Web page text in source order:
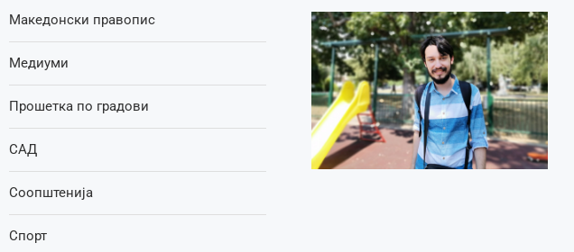
Македонски правопис
Медиуми
Прошетка по градови
САД
Соопштенија
Спорт